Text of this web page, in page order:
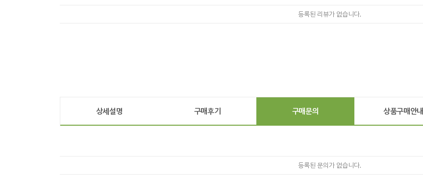
등록된 리뷰가 없습니다.
상세설명 구매후기 구매문의 상품구매안내
등록된 문의가 없습니다.